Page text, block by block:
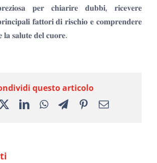
𝐩𝐞𝐫 𝐜𝐡𝐢𝐚𝐫𝐢𝐫𝐞 𝐝𝐮𝐛𝐛𝐢, 𝐫𝐢𝐜𝐞𝐯𝐞𝐫𝐞
𝐟𝐚𝐭𝐭𝐨𝐫𝐢 𝐝𝐢 𝐫𝐢𝐬𝐜𝐡𝐢𝐨 𝐞 𝐜𝐨𝐦𝐩𝐫𝐞𝐧𝐝𝐞𝐫𝐞
𝐬𝐚𝐥𝐮𝐭𝐞 𝐝𝐞𝐥 𝐜𝐮𝐨𝐫𝐞.
questo articolo
LinkedInWhatsAppTelegramPinterest
Email